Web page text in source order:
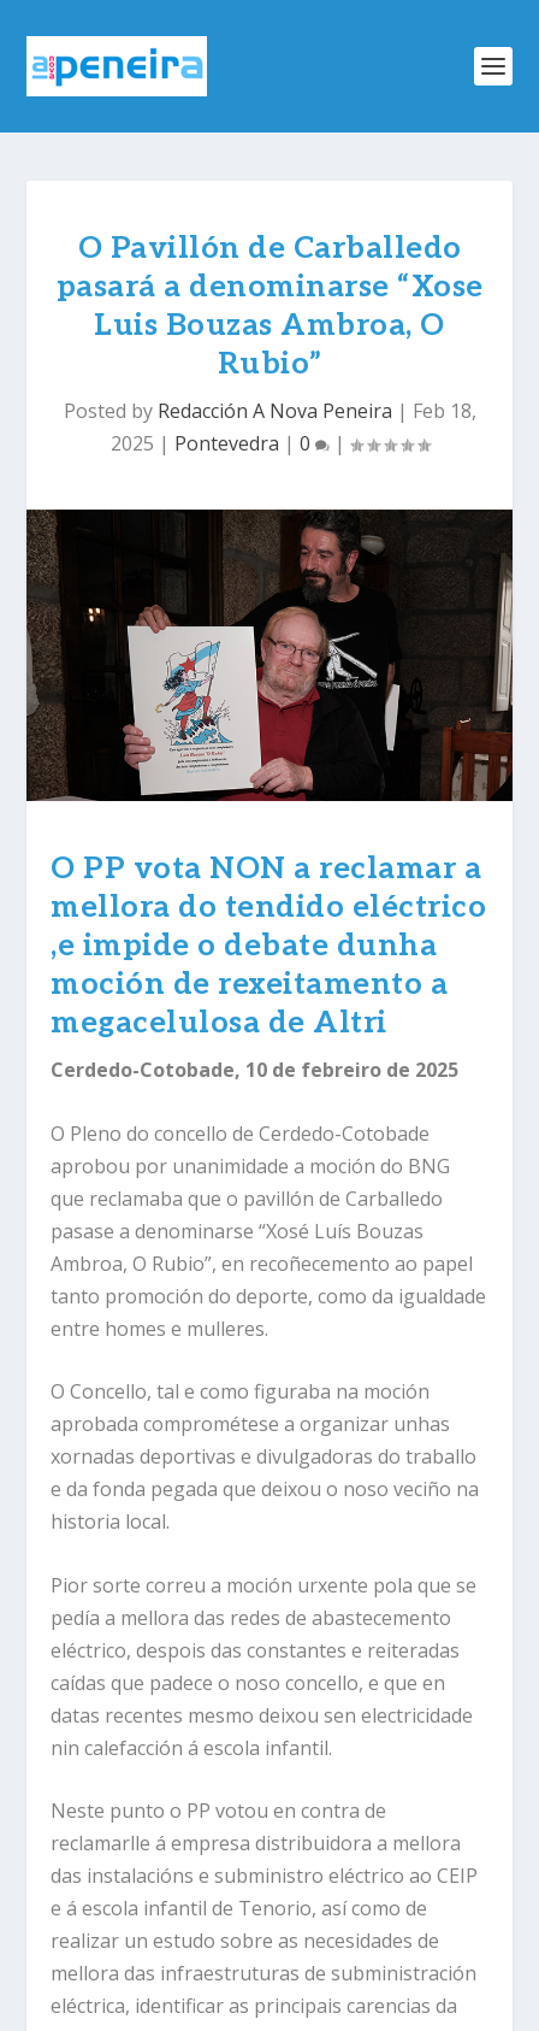
O Pavillón de Carballedo
pasará a denominarse “Xose
Luis Bouzas Ambroa, O
Rubio”
Posted by Redacción A Nova Peneira | Feb 18,
2025 | Pontevedra | 0 |
O PP vota NON a reclamar a
mellora do tendido eléctrico
,e impide o debate dunha
moción de rexeitamento a
megacelulosa de Altri
Cerdedo-Cotobade, 10 de febreiro de 2025
O Pleno do concello de Cerdedo-Cotobade
aprobou por unanimidade a moción do BNG
que reclamaba que o pavillón de Carballedo
pasase a denominarse “Xosé Luís Bouzas
Ambroa, O Rubio”, en recoñecemento ao papel
tanto promoción do deporte, como da igualdade
entre homes e mulleres.
O Concello, tal e como figuraba na moción
aprobada comprométese a organizar unhas
xornadas deportivas e divulgadoras do traballo
e da fonda pegada que deixou o noso veciño na
historia local.
Pior sorte correu a moción urxente pola que se
pedía a mellora das redes de abastecemento
eléctrico, despois das constantes e reiteradas
caídas que padece o noso concello, e que en
datas recentes mesmo deixou sen electricidade
nin calefacción á escola infantil.
Neste punto o PP votou en contra de
reclamarlle á empresa distribuidora a mellora
das instalacións e subministro eléctrico ao CEIP
e á escola infantil de Tenorio, así como de
realizar un estudo sobre as necesidades de
mellora das infraestruturas de subministración
eléctrica, identificar as principais carencias da